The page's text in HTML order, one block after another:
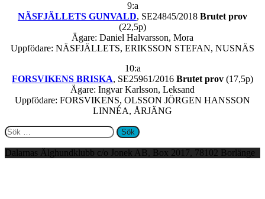
9:a
NÄSFJÄLLETS GUNVALD, SE24845/2018 Brutet prov
(22,5p)
Ägare: Daniel Halvarsson, Mora
Uppfödare: NÄSFJÄLLETS, ERIKSSON STEFAN, NUSNÄS
10:a
FORSVIKENS BRISKA, SE25961/2016 Brutet prov (17,5p)
Ägare: Ingvar Karlsson, Leksand
Uppfödare: FORSVIKENS, OLSSON JÖRGEN HANSSON
LINNÉA, ÅRJÄNG
Sök
efter:
Dalarnas Älghundklubb c/o Jonek AB, Box 2017, 78102 Borlänge